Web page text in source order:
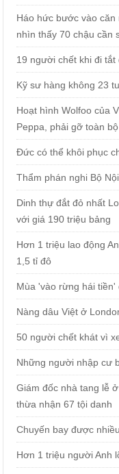
Háo hức bước vào
nhìn thấy 70 chậu cần
19 người chết khi đi
Kỹ sư hàng không 23
Hoạt hình Wolfoo của
Peppa, phải gỡ toàn
Đức có thể khôi phục
Thẩm phán nghi Bộ
Dinh thự đắt đỏ nhất
với giá 190 triệu bảng
Hơn 1 triệu lao động
1,5 tỉ đô
Mùa 'vào rừng hái
Nàng dâu Việt ở
50 người chết khát vì
Những người nhập cư
Giám đốc nhà tang lễ
thừa nhận 67 tội danh
Chuyến bay được
Hơn 1 triệu người Anh